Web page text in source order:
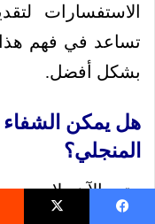
الاستفسارات
تساعد في فهم
بشكل أفضل.
هل يمكن الشفاء
المنجلي؟
حتى الآن، لا